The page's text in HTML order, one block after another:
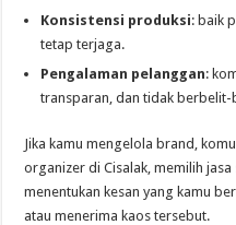
Konsistensi produksi: baik
tetap terjaga.
Pengalaman pelanggan:
transparan, dan tidak berbelit-
Jika kamu mengelola brand,
organizer di Cisalak, memilih
menentukan kesan yang kamu
atau menerima kaos tersebut.